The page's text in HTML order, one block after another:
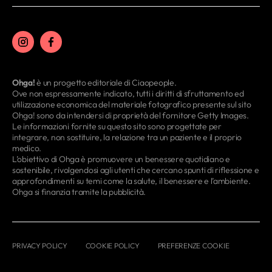
Ohga!è un progetto editoriale di Ciaopeople.
Ove non espressamente indicato, tutti i diritti di sfruttamento ed
utilizzazione economica del materiale fotografico presente sul sito
Ohga! sono da intendersi di proprietà del fornitore Getty Images.
Le informazioni fornite su questo sito sono progettate per
integrare, non sostituire, la relazione tra un paziente e il proprio
medico.
L’obiettivo di Ohga è promuovere un benessere quotidiano e
sostenibile, rivolgendosi agli utenti che cercano spunti di riflessione e
approfondimenti su temi come la salute, il benessere e l’ambiente.
Ohga si finanzia tramite la pubblicità.
PRIVACY POLICY COOKIE POLICY PREFERENZE COOKIE